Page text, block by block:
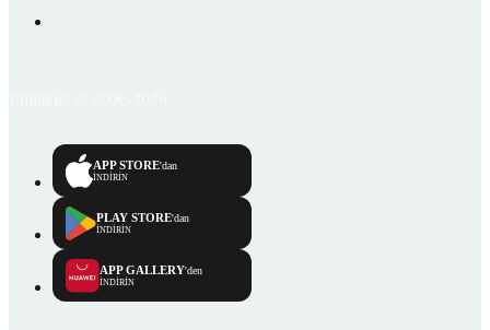
APP STORE'dan
İNDİRİN
PLAY STORE'dan
İNDİRİN
APP GALLERY'den
İNDİRİN